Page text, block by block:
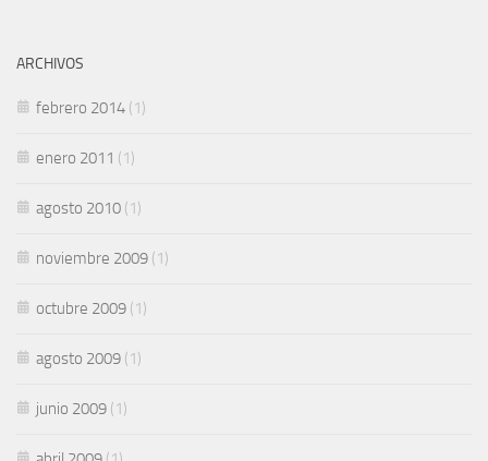
ARCHIVOS
febrero 2014 (1)
enero 2011 (1)
agosto 2010 (1)
noviembre 2009 (1)
octubre 2009 (1)
agosto 2009 (1)
junio 2009 (1)